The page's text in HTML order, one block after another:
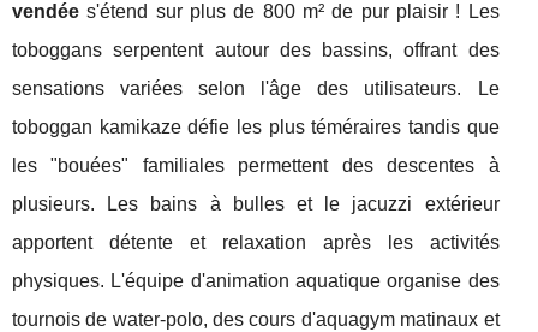
vendée s'étend sur plus de 800 m² de pur plaisir ! Les
toboggans serpentent autour des bassins, offrant des
sensations variées selon l'âge des utilisateurs. Le
toboggan kamikaze défie les plus téméraires tandis que
les "bouées" familiales permettent des descentes à
plusieurs. Les bains à bulles et le jacuzzi extérieur
apportent détente et relaxation après les activités
physiques. L'équipe d'animation aquatique organise des
tournois de water-polo, des cours d'aquagym matinaux et